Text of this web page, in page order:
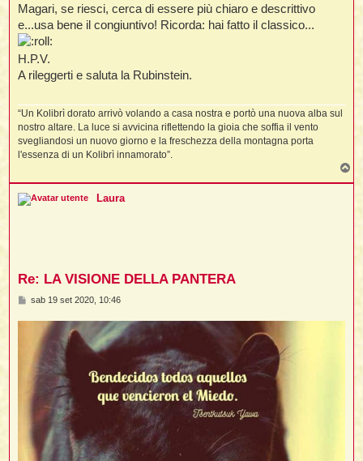
Magari, se riesci, cerca di essere più chiaro e descrittivo
e...usa bene il congiuntivo! Ricorda: hai fatto il classico...
H.P.V.
A rileggerti e saluta la Rubinstein.
“Un Kolibrì dorato arrivò volando a casa nostra e portò una nuova alba sul
nostro altare. La luce si avvicina riflettendo la gioia che soffia il vento
svegliandosi un nuovo giorno e la freschezza della montagna porta
l'essenza di un Kolibrì innamorato”.
Laura
Re: LA VISIONE DELLA PANTERA
M
s
sab 19 set 2020, 10:46